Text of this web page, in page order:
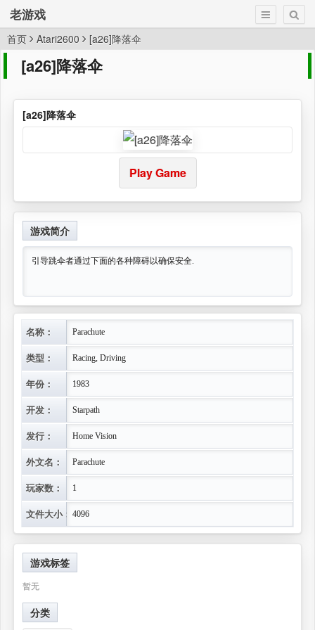
老游戏
首页 Atari2600 [a26]降落伞
[a26]降落伞
[a26]降落伞
Play Game
游戏简介
引导跳伞者通过下面的各种障碍以确保安全.
名称： Parachute
类型： Racing, Driving
年份： 1983
开发： Starpath
发行： Home Vision
外文名： Parachute
玩家数： 1
文件大小： 4096
游戏标签
暂无
分类